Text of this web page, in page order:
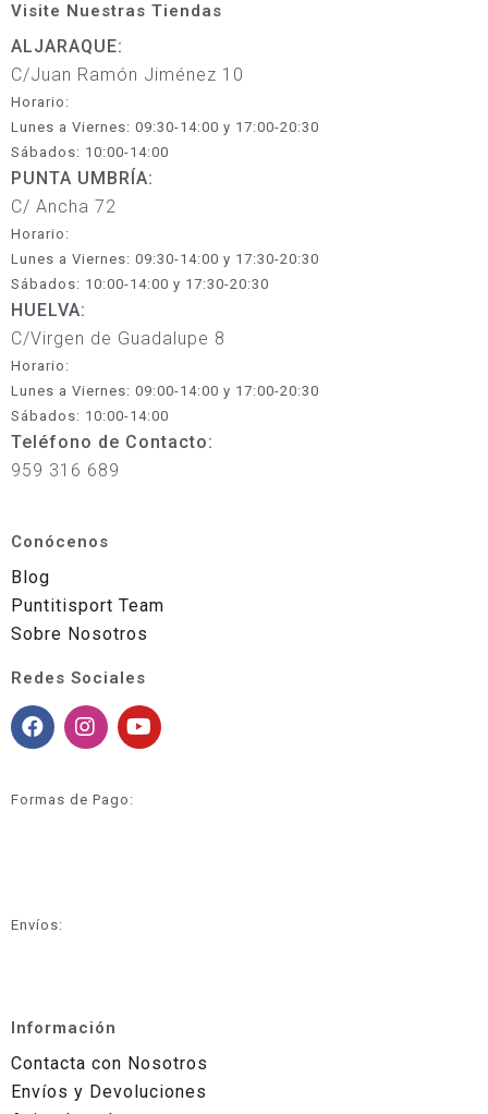
Visite Nuestras Tiendas
ALJARAQUE:
C/Juan Ramón Jiménez 10
Horario:
Lunes a Viernes: 09:30-14:00 y 17:00-20:30
Sábados: 10:00-14:00
PUNTA UMBRÍA:
C/ Ancha 72
Horario:
Lunes a Viernes: 09:30-14:00 y 17:30-20:30
Sábados: 10:00-14:00 y 17:30-20:30
HUELVA:
C/Virgen de Guadalupe 8
Horario:
Lunes a Viernes: 09:00-14:00 y 17:00-20:30
Sábados: 10:00-14:00
Teléfono de Contacto:
959 316 689
Conócenos
Blog
Puntitisport Team
Sobre Nosotros
Redes Sociales
Formas de Pago:
Envíos:
Información
Contacta con Nosotros
Envíos y Devoluciones